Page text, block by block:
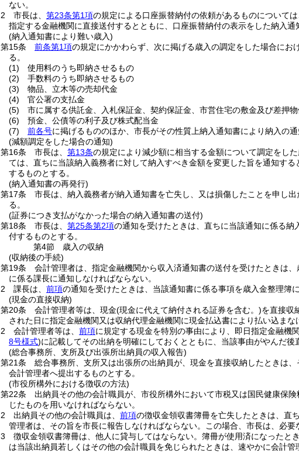
ない。
2
市長は、 第23条第1項の規定による口座振替納付の依頼があるものについて
指定する金融機関に直接送付するとともに、口座振替納付の表示をした納入通
(納入通知書により難い歳入)
第15条
前条第1項の規定にかかわらず、次に掲げる歳入の調定をした場合に
る。
(1)
使用料のうち即納させるもの
(2)
手数料のうち即納させるもの
(3)
物品、立木等の売却代金
(4)
官公署の支払金
(5)
市に属する供託金、入札保証金、契約保証金、市営住宅の敷金及び差押
(6)
預金、公債等の利子及び株式配当金
(7)
前各号に掲げるもののほか、市長がその性質上納入通知書により納入の
(減額調定をした場合の通知)
第16条
市長は、 第13条の規定により減少額に相当する金額について調定をし
ては、直ちに当該納入義務者に対して納入すべき金額を変更した旨を通知す
するものとする。
(納入通知書の再発行)
第17条
市長は、納入義務者が納入通知書を亡失し、又は損傷したことを申し
る。
(証券につき支払がなかった場合の納入通知書の送付)
第18条
市長は、 第25条第2項の通知を受けたときは、直ちに当該通知に係る
付するものとする。
第4節
歳入の収納
(収納後の手続)
第19条
会計管理者は、指定金融機関から収入済通知書の送付を受けたときは、
に係る課長に通知しなければならない。
2
課長は、 前項の通知を受けたときは、当該通知書に係る事項を歳入金整理簿
(現金の直接収納)
第20条
会計管理者等は、現金(現金に代えて納付される証券を含む。)を直接収
された日に指定金融機関又は収納代理金融機関に現金払込書により払い込まな
2
会計管理者等は、 前項に規定する現金を特別の事由により、即日指定金融機
8号様式)に記載してその出納を明確にしておくとともに、当該事由がやんだ後
(総合事務所、支所及び出張所出納員の収入報告)
第21条
総合事務所、支所又は出張所の出納員が、現金を直接収納したときは
会計管理者へ提出するものとする。
(市役所構外における徴収の方法)
第22条
出納員その他の会計職員が、市役所構外において市税又は国民健康保
じたものを用いなければならない。
2
出納員その他の会計職員は、 前項の徴収金領収書簿冊を亡失したときは、直
管理者は、その旨を市長に報告しなければならない。
この場合、市長は、必要
3
徴収金領収書簿冊は、他人に貸与してはならない。 簿冊が使用済になったと
は当該出納員若しくはその他の会計職員を免じられたときは、速やかに会計管